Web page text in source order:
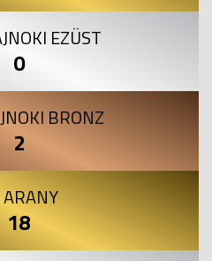
EZÜST
0
BRONZ
2
ARANY
18